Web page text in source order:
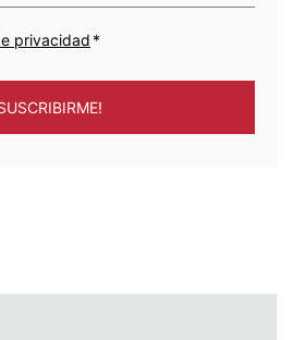
privacidad *